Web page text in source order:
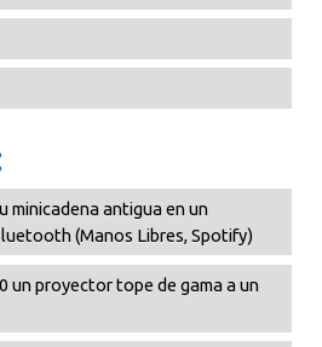
minicadena antigua en un
(Manos Libres, Spotify)
un proyector tope de gama a un